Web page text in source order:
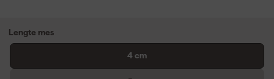
Lengte mes
4 cm